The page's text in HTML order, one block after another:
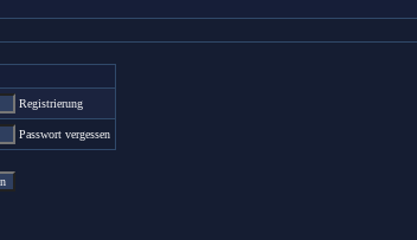
Registrierung
Passwort vergessen